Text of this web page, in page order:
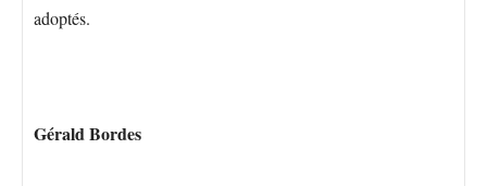
adoptés.
Gérald Bordes